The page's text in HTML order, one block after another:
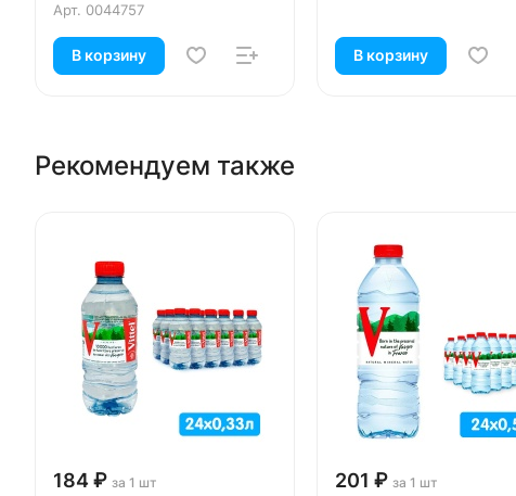
Арт. 0044757
В корзину В корзину
Рекомендуем также
184 ₽ за 1 шт
201 ₽ за 1 шт